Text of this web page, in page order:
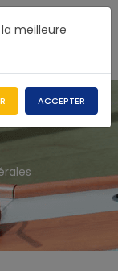
meilleure
ACCEPTER